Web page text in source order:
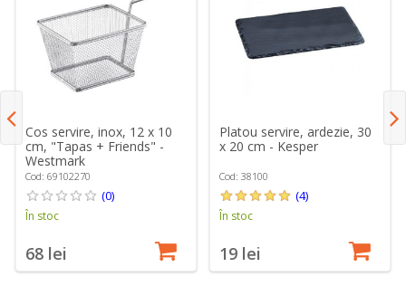
Cos servire, inox, 12 x 10
cm, "Tapas + Friends" -
Westmark
Cod: 69102270
(0)
În stoc
68 lei
Platou servire, ardezie, 30
x 20 cm - Kesper
Cod: 38100
(4)
În stoc
19 lei